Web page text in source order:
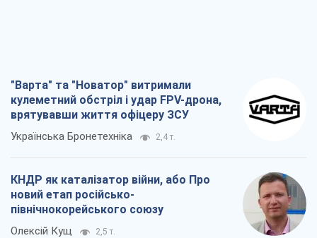
"Варта" та "Новатор" витримали
кулеметний обстріл і удар FPV-дрона,
врятувавши життя офіцеру ЗСУ
Українська Бронетехніка 2,4 т.
КНДР як каталізатор війни, або Про
новий етап російсько-
північнокорейського союзу
Олексій Кущ 2,5 т.